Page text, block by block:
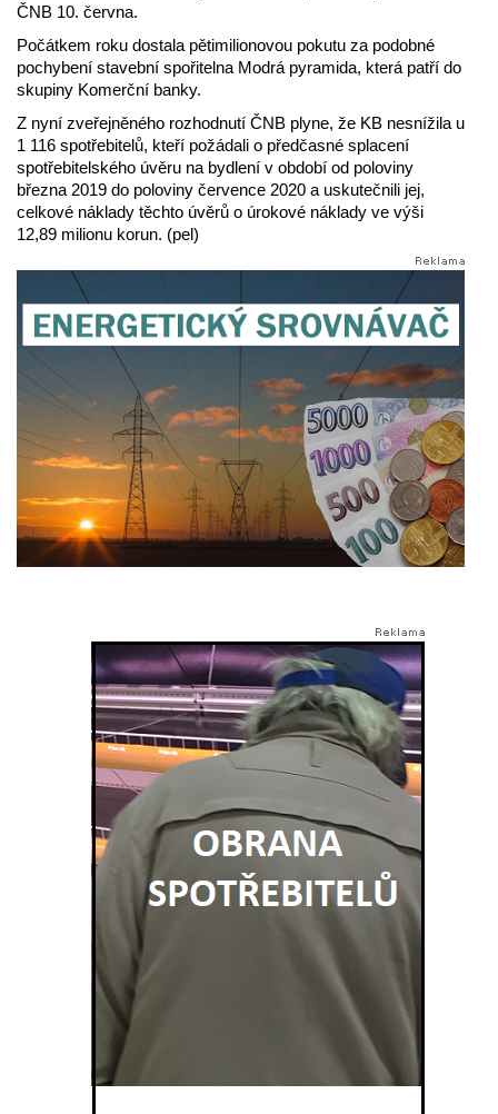
ČNB 10. června.
Počátkem roku dostala pětimilionovou pokutu za podobné
pochybení stavební spořitelna Modrá pyramida, která patří do
skupiny Komerční banky.
Z nyní zveřejněného rozhodnutí ČNB plyne, že KB nesnížila u
1 116 spotřebitelů, kteří požádali o předčasné splacení
spotřebitelského úvěru na bydlení v období od poloviny
března 2019 do poloviny července 2020 a uskutečnili jej,
celkové náklady těchto úvěrů o úrokové náklady ve výši
12,89 milionu korun. (pel)